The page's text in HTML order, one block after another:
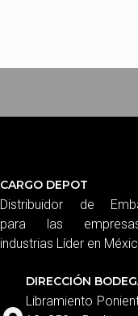
CARGO DEPOT
Distribuidor de
para las
industrias Líder en
DIRECCIÓN
Libramiento